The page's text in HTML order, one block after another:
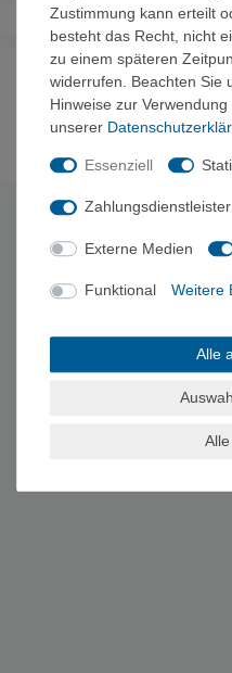
Noch sind keine
Es erfolgt keine Prüfung auf Echtheit der
Sassenage, Frankreich
escalade.com, https://9a-
Zustimmung kann erteilt
besteht das Recht, nicht
zu einem späteren
widerrufen. Beachten Sie
Hinweise zur
unserer
Essenziell
Zahlungsdienstleister
Externe Medien
Funktional Weitere
Alle